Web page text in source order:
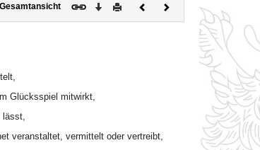
Gesamtansicht Download
DruckenVorherigesNächstes
Dokument
Glücksspiel mitwirkt,
lässt,
veranstaltet, vermittelt oder vertreibt,